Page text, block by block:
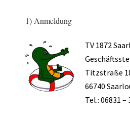
Zumba
TV 1872 Saarlouis e.V.
Vorstand
1) Anmeldung
TV 1872
Titzstraße
66740
Tel.: 06831 –